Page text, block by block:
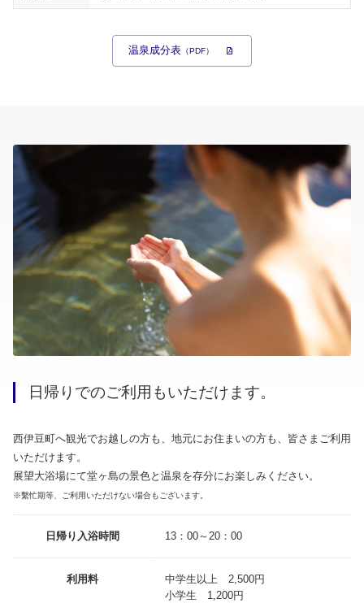
温泉成分表（PDF）
日帰りでのご利用もいただけます。
西伊豆町へ観光でお越しの方も、地元にお住まいの方も、皆さまご利用
いただけます。
展望大浴場にて堂ヶ島の景色と温泉を存分にお楽しみください。
※繫忙期等、ご利用いただけない場合もございます。
日帰り入浴時間 13：00～20：00
利用料
中学生以上 2,500円
小学生 1,200円